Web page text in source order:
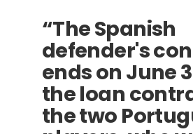
“The Spanish
defender's
ends on June
the loan
the two